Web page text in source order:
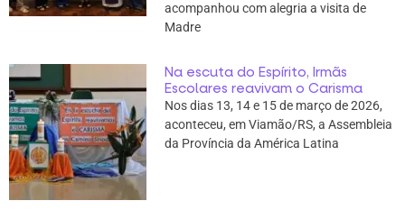
acompanhou com alegria a visita de
Madre
Na escuta do Espírito, Irmãs
Escolares reavivam o Carisma
Nos dias 13, 14 e 15 de março de 2026,
aconteceu, em Viamão/RS, a Assembleia
da Província da América Latina